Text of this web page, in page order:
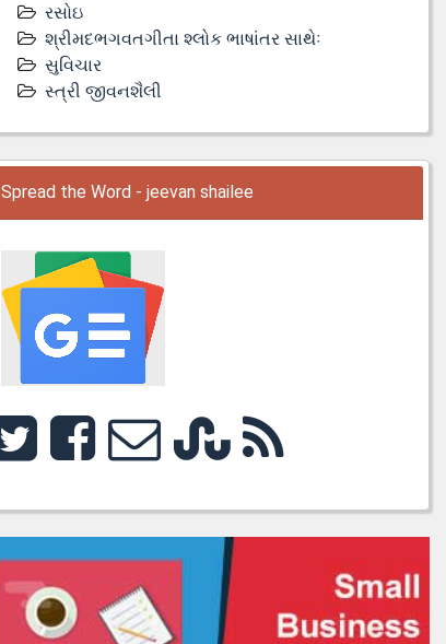
રસોઇ
શ્રીમદભગવતગીતા શ્લોક ભાષાંતર સાથેઃ
સુવિચાર
સ્ત્રી જીવનશૈલી
Spread the Word - jeevan shailee